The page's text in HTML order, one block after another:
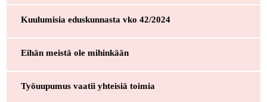
Kuulumisia eduskunnasta vko 42/2024
Eihän meistä ole mihinkään
Työuupumus vaatii yhteisiä toimia